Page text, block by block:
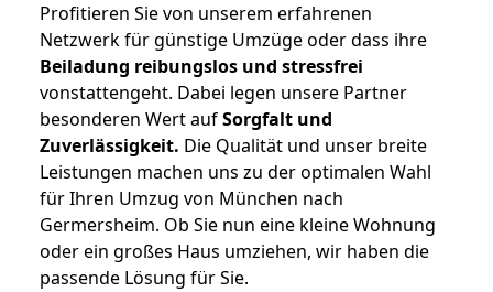
Profitieren Sie von unserem erfahrenen
Netzwerk für günstige Umzüge oder dass ihre
Beiladung reibungslos und stressfrei
vonstattengeht. Dabei legen unsere Partner
besonderen Wert aufSorgfalt und
Zuverlässigkeit. Die Qualität und unser breite
Leistungen machen uns zu der optimalen Wahl
für Ihren Umzug von München nach
Germersheim. Ob Sie nun eine kleine Wohnung
oder ein großes Haus umziehen, wir haben die
passende Lösung für Sie.